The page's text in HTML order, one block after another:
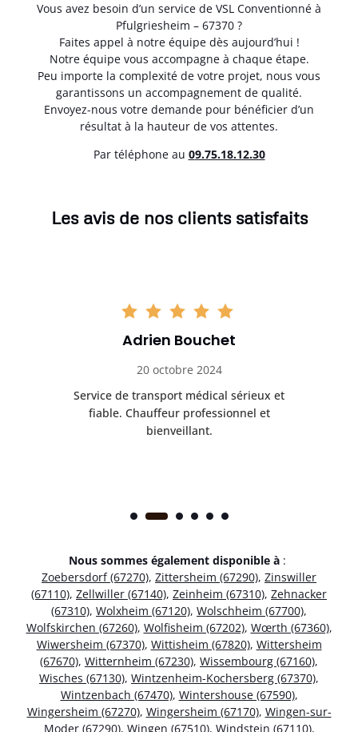
Vous avez besoin d’un service de VSL Conventionné à
Pfulgriesheim – 67370 ?
Faites appel à notre équipe dès aujourd’hui !
Notre équipe vous accompagne à chaque étape.
Peu importe la complexité de votre projet, nous vous
garantissons un accompagnement de qualité.
Envoyez-nous votre demande pour bénéficier d’un
résultat à la hauteur de vos attentes.
Par téléphone au 09.75.18.12.30
Les avis de nos clients satisfaits
Adrien Bouchet
20 octobre 2024
Service de transport médical sérieux et
fiable. Chauffeur professionnel et
bienveillant.
Nous sommes également disponible à :
Zoebersdorf (67270), Zittersheim (67290), Zinswiller
(67110), Zellwiller (67140), Zeinheim (67310), Zehnacker
(67310), Wolxheim (67120), Wolschheim (67700),
Wolfskirchen (67260), Wolfisheim (67202), Wœrth (67360),
Wiwersheim (67370), Wittisheim (67820), Wittersheim
(67670), Witternheim (67230), Wissembourg (67160),
Wisches (67130), Wintzenheim-Kochersberg (67370),
Wintzenbach (67470), Wintershouse (67590),
Wingersheim (67270), Wingersheim (67170), Wingen-sur-
Moder (67290), Wingen (67510), Windstein (67110),